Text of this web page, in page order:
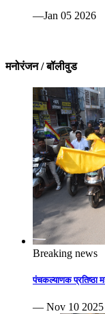
—Jan 05 2026
मनोरंजन / बॉलीवुड
Breaking news
पंचकल्याणक प्रतिष्ठा
— Nov 10 2025